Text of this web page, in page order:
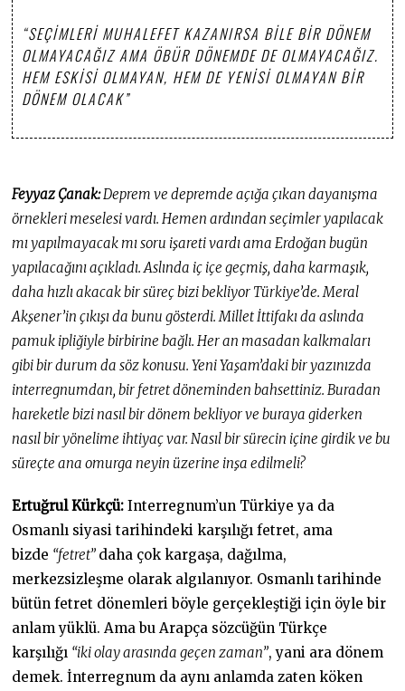
“SEÇIMLERI MUHALEFET KAZANIRSA BILE BIR DÖNEM
OLMAYACAĞIZ AMA ÖBÜR DÖNEMDE DE OLMAYACAĞIZ.
HEM ESKISI OLMAYAN, HEM DE YENISI OLMAYAN BIR
DÖNEM OLACAK”
Feyyaz Çanak:Deprem ve depremde açığa çıkan dayanışma
örnekleri meselesi vardı. Hemen ardından seçimler yapılacak
mı yapılmayacak mı soru işareti vardı ama Erdoğan bugün
yapılacağını açıkladı. Aslında iç içe geçmiş, daha karmaşık,
daha hızlı akacak bir süreç bizi bekliyor Türkiye’de. Meral
Akşener’in çıkışı da bunu gösterdi. Millet İttifakı da aslında
pamuk ipliğiyle birbirine bağlı. Her an masadan kalkmaları
gibi bir durum da söz konusu. Yeni Yaşam’daki bir yazınızda
interregnumdan, bir fetret döneminden bahsettiniz. Buradan
hareketle bizi nasıl bir dönem bekliyor ve buraya giderken
nasıl bir yönelime ihtiyaç var. Nasıl bir sürecin içine girdik ve bu
süreçte ana omurga neyin üzerine inşa edilmeli?
Ertuğrul Kürkçü: Interregnum’un Türkiye ya da
Osmanlı siyasi tarihindeki karşılığı fetret, ama
bizde “fetret” daha çok kargaşa, dağılma,
merkezsizleşme olarak algılanıyor. Osmanlı tarihinde
bütün fetret dönemleri böyle gerçekleştiği için öyle bir
anlam yüklü. Ama bu Arapça sözcüğün Türkçe
karşılığı “iki olay arasında geçen zaman”, yani ara dönem
demek. İnterregnum da aynı anlamda zaten köken